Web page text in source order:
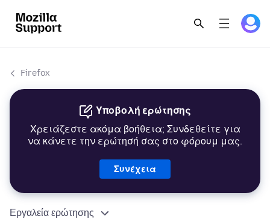
Firefox
Υποβολή ερώτησης
Χρειάζεστε ακόμα βοήθεια; Συνδεθείτε για
να κάνετε την ερώτησή σας στο φόρουμ μας.
Συνέχεια
Εργαλεία ερώτησης